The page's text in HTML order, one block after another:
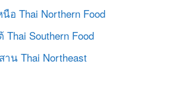
นือ Thai Northern Food
Thai Southern Food
านThai Northeast